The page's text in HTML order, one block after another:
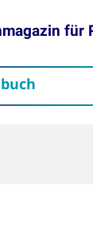
für